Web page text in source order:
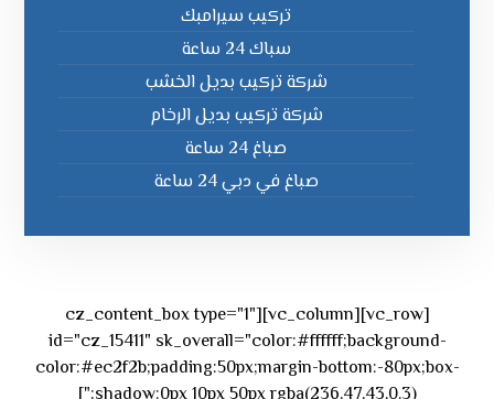
تركيب سيرامبك
سباك 24 ساعة
شركة تركيب بديل الخشب
شركة تركيب بديل الرخام
صباغ 24 ساعة
صباغ في دبي 24 ساعة
[vc_row][vc_column][cz_content_box type="1"
id="cz_15411" sk_overall="color:#ffffff;background-
color:#ec2f2b;padding:50px;margin-bottom:-80px;box-